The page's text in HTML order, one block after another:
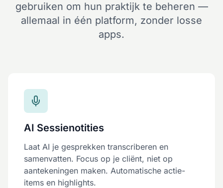
gebruiken om hun praktijk te beheren —
allemaal in één platform, zonder losse
apps.
AI Sessienotities
Laat AI je gesprekken transcriberen en
samenvatten. Focus op je cliënt, niet op
aantekeningen maken. Automatische actie-
items en highlights.